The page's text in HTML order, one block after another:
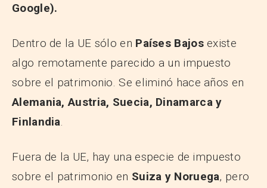
Google).
Dentro de la UE sólo en Países Bajosexiste
algo remotamente parecido a un impuesto
sobre el patrimonio. Se eliminó hace años en
Alemania, Austria, Suecia, Dinamarca y
Finlandia.
Fuera de la UE, hay una especie de impuesto
sobre el patrimonio en Suiza y Noruega, pero